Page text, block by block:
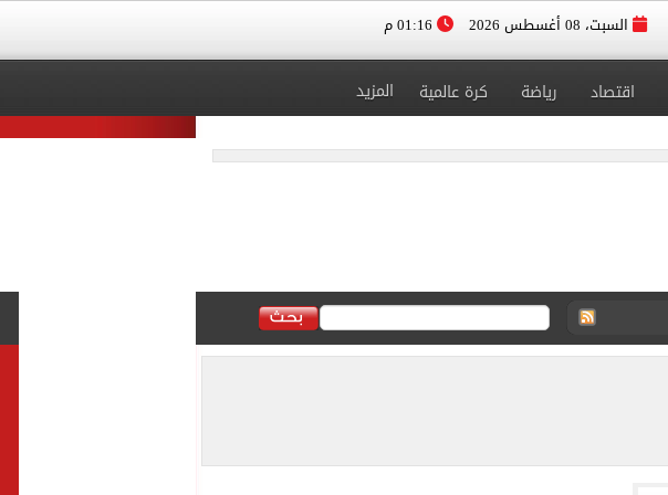
السبت، 08 أغسطس 2026
اقتصاد رياضة كرة عالمية المزيد